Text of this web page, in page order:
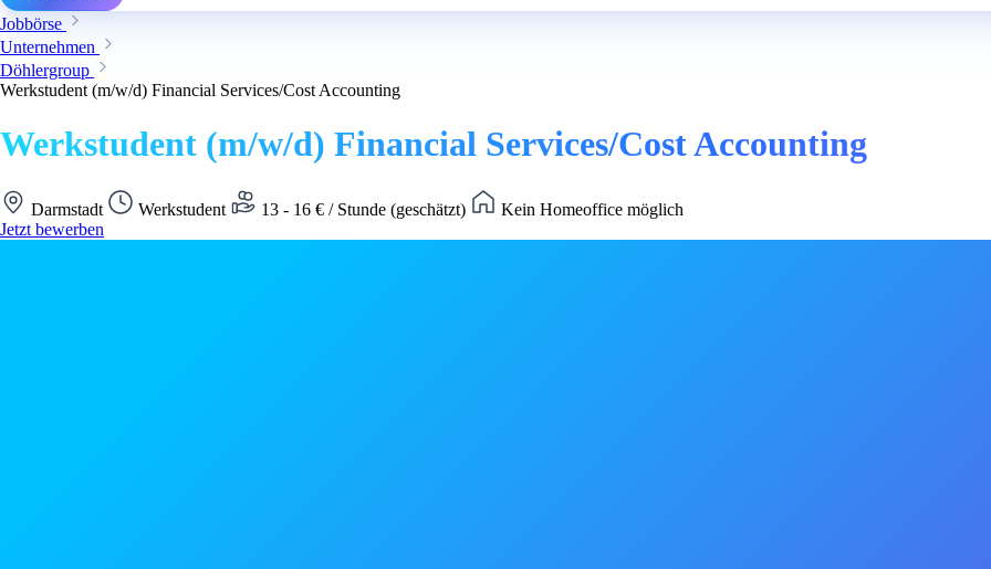
Jobbörse
Unternehmen
Döhlergroup
Werkstudent (m/w/d) Financial Services/Cost Accounting
Werkstudent (m/w/d) Financial Services/Cost Accounting
Darmstadt Werkstudent 13 - 16 € / Stunde (geschätzt)
Kein Homeoffice möglich
Jetzt bewerben